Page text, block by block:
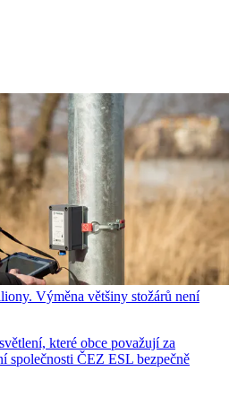
Výměna většiny stožárů není
které obce považují za
společnosti ČEZ ESL bezpečně